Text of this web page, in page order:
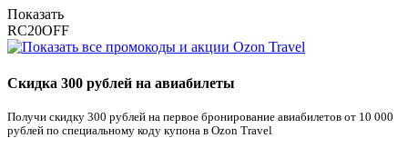
Показать
RC20OFF
Скидка 300 рублей на авиабилеты
Получи скидку 300 рублей на первое бронирование авиабилетов от 10 000
рублей по специальному коду купона в Ozon Travel